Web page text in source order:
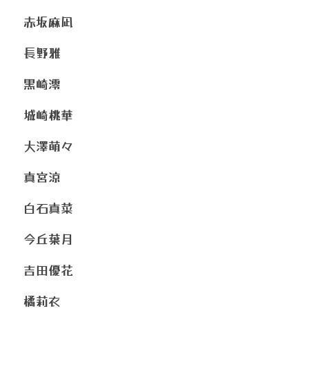
赤坂麻凪
長野雅
黒崎澪
城崎桃華
大澤萌々
真宮涼
白石真菜
今丘葉月
吉田優花
橘莉衣